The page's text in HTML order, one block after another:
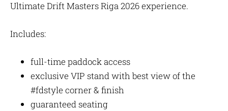
Ultimate Drift Masters Riga 2026 experience.
Includes:
full-time paddock access
exclusive VIP stand with best view of the
#fdstyle corner & finish
guaranteed seating